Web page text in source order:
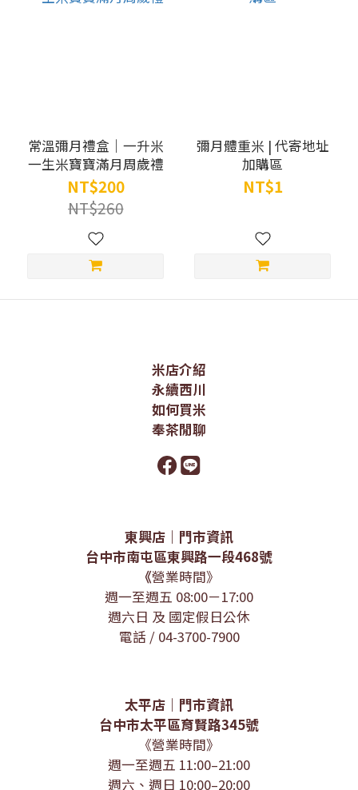
常溫彌月禮盒｜一升米
一生米寶寶滿月周歲禮
NT$200
NT$260
彌月體重米 | 代寄地址
加購區
NT$1
米店介紹
永續西川
如何買米
奉茶閒聊
東興店｜門市資訊
台中市南屯區東興路一段468號
《營業時間》
週一至週五 08:00－17:00
週六日 及 國定假日公休
電話 / 04-3700-7900
太平店｜門市資訊
台中市太平區育賢路345號
《營業時間》
週一至週五 11:00–21:00
週六、週日 10:00–20:00